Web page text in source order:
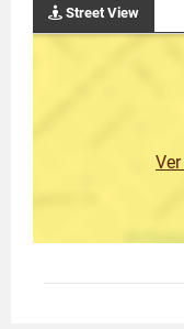
Street View